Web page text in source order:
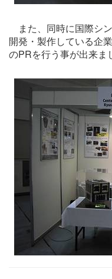
また、同時に国際シ
開発・製作している企
のPRを行う事が出来ま